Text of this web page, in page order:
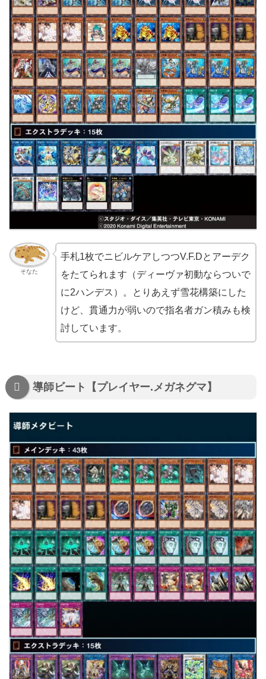
そなた
手札1枚でニビルケアしつつV.F.Dとアーデク
をたてられます（ディーヴァ初動ならついで
に2ハンデス）。とりあえず雪花構築にした
けど、貫通力が弱いので指名者ガン積みも検
討しています。
導師ビート【プレイヤー.メガネグマ】